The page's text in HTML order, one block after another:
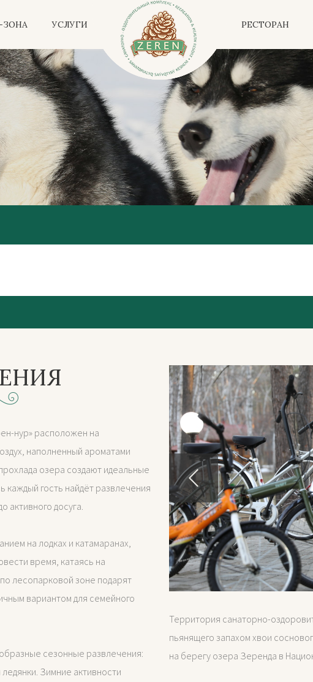
ЗОНА УСЛУГИ РЕСТОРАН
нур» расположен на
наполненный ароматами
озера создают идеальные
каждый гость найдёт развлечения
активного досуга.
на лодках и катамаранах,
время, катаясь на
лесопарковой зоне подарят
вариантом для семейного
сезонные развлечения:
Зимние активности
Территория санаторно-
пьянящего запахом хвои
на берегу озера Зеренда в